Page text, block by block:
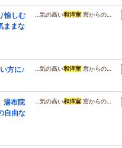
愉しむ
ままな
…気の高い和洋室 窓からの…
方に♪ …気の高い和洋室 窓からの…
布院
自由な
…気の高い和洋室 窓からの…